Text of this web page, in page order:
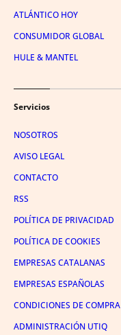
ATLÁNTICO HOY
CONSUMIDOR GLOBAL
HULE & MANTEL
Servicios
NOSOTROS
AVISO LEGAL
CONTACTO
RSS
POLÍTICA DE PRIVACIDAD
POLÍTICA DE COOKIES
EMPRESAS CATALANAS
EMPRESAS ESPAÑOLAS
CONDICIONES DE COMPRA
ADMINISTRACIÓN UTIQ